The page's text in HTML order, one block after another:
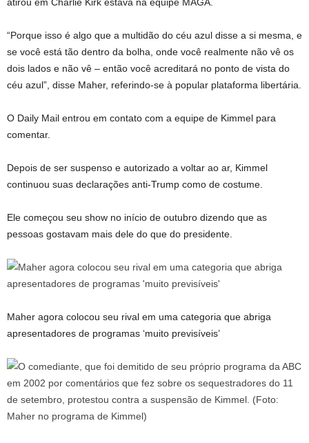
“Porque isso é algo que a multidão do céu azul disse a si mesma, e
se você está tão dentro da bolha, onde você realmente não vê os
dois lados e não vê – então você acreditará no ponto de vista do
céu azul”, disse Maher, referindo-se à popular plataforma libertária.
O Daily Mail entrou em contato com a equipe de Kimmel para
comentar.
Depois de ser suspenso e autorizado a voltar ao ar, Kimmel
continuou suas declarações anti-Trump como de costume.
Ele começou seu show no início de outubro dizendo que as
pessoas gostavam mais dele do que do presidente.
Maher agora colocou seu rival em uma categoria que abriga
apresentadores de programas ‘muito previsíveis’